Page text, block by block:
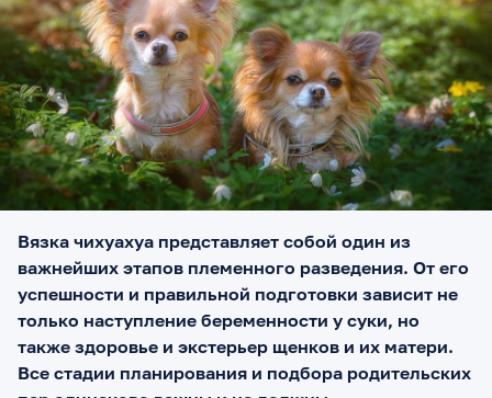
Вязка чихуахуа представляет собой один из
важнейших этапов племенного разведения. От его
успешности и правильной подготовки зависит не
только наступление беременности у суки, но
также здоровье и экстерьер щенков и их матери.
Все стадии планирования и подбора родительских